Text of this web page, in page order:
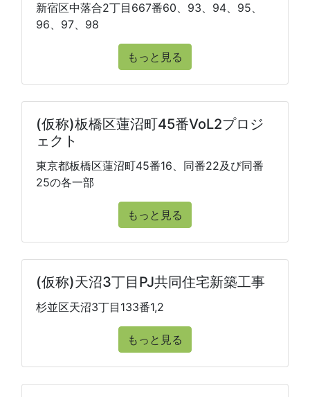
新宿区中落合2丁目667番60、93、94、95、
96、97、98
もっと見る
(仮称)板橋区蓮沼町45番VoL2プロジ
ェクト
東京都板橋区蓮沼町45番16、同番22及び同番
25の各一部
もっと見る
(仮称)天沼3丁目PJ共同住宅新築工事
杉並区天沼3丁目133番1,2
もっと見る